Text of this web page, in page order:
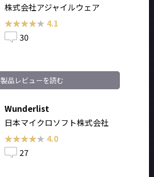
株式会社アジャイルウェア
★★★★★
★★★★★ 4.1
30
製品レビューを読む
Wunderlist
日本マイクロソフト株式会社
★★★★★
★★★★★ 4.0
27